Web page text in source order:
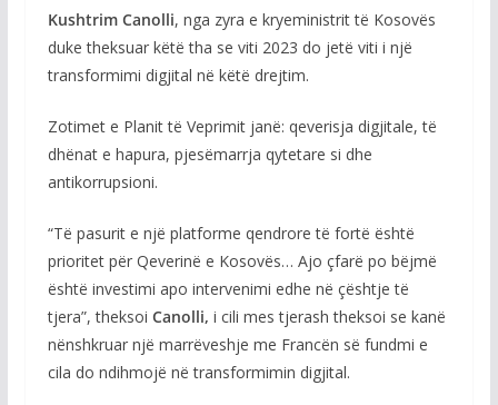
Kushtrim Canolli, nga zyra e kryeministrit të Kosovës
duke theksuar këtë tha se viti 2023 do jetë viti i një
transformimi digjital në këtë drejtim.
Zotimet e Planit të Veprimit janë: qeverisja digjitale, të
dhënat e hapura, pjesëmarrja qytetare si dhe
antikorrupsioni.
“Të pasurit e një platforme qendrore të fortë është
prioritet për Qeverinë e Kosovës… Ajo çfarë po bëjmë
është investimi apo intervenimi edhe në çështje të
tjera”, theksoi Canolli, i cili mes tjerash theksoi se kanë
nënshkruar një marrëveshje me Francën së fundmi e
cila do ndihmojë në transformimin digjital.